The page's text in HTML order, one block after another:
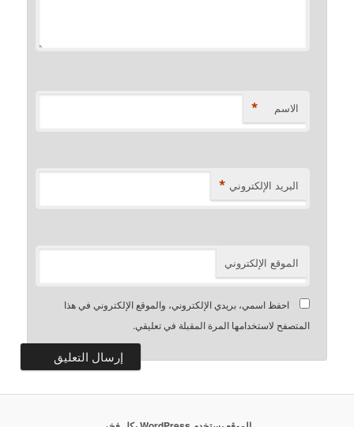
الاسم *
البريد الإلكتروني *
الموقع الإلكتروني
احفظ اسمي، بريدي الإلكتروني، والموقع الإلكتروني في هذا
المتصفح لاستخدامها المرة المقبلة في تعليقي.